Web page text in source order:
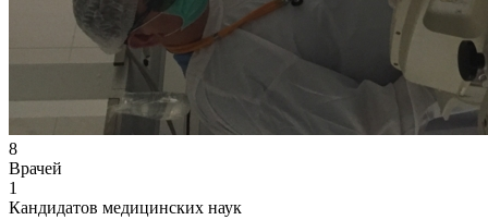
8
Врачей
1
Кандидатов медицинских наук